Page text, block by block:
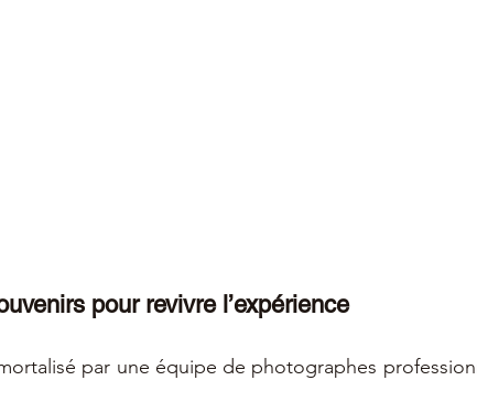
pour revivre l’expérience
par une équipe de photographes